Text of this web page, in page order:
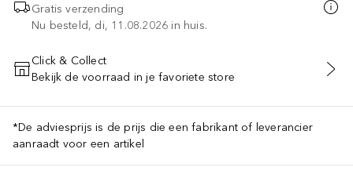
Gratis verzending
Nu besteld, di, 11.08.2026 in huis.
VOEG TOE AAN WINKELMANDJE
Click & Collect
Bekijk de voorraad in je favoriete store
*De adviesprijs is de prijs die een fabrikant of leverancier
aanraadt voor een artikel